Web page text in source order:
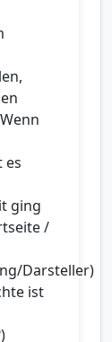
es
ging
/
Darsteller)
ist